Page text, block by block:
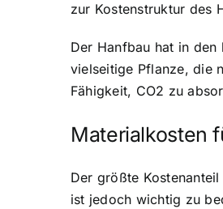
zur Kostenstruktur des
Der Hanfbau hat in
vielseitige Pflanze, die
Fähigkeit, CO2 zu
Materialkosten
Der größte
ist jedoch wichtig zu